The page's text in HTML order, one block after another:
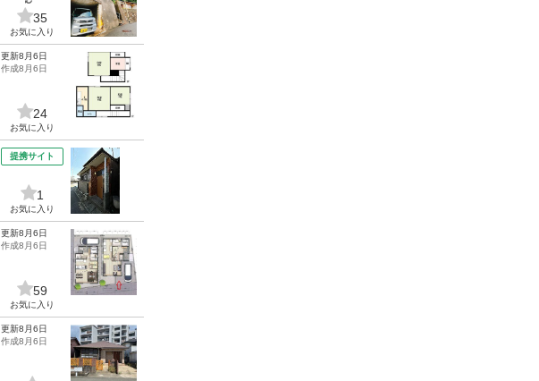
35
お気に入り
更新8月6日
作成8月6日
24
お気に入り
提携サイト
1
お気に入り
更新8月6日
作成8月6日
59
お気に入り
更新8月6日
作成8月6日